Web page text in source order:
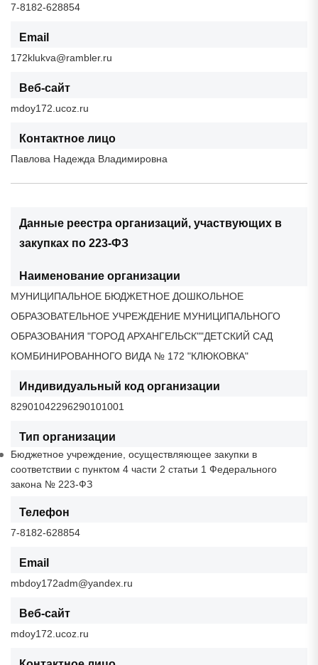
7-8182-628854
Email
172klukva@rambler.ru
Веб-сайт
mdoy172.ucoz.ru
Контактное лицо
Павлова Надежда Владимировна
Данные реестра организаций, участвующих в
закупках по 223-ФЗ
Наименование организации
МУНИЦИПАЛЬНОЕ БЮДЖЕТНОЕ ДОШКОЛЬНОЕ
ОБРАЗОВАТЕЛЬНОЕ УЧРЕЖДЕНИЕ МУНИЦИПАЛЬНОГО
ОБРАЗОВАНИЯ "ГОРОД АРХАНГЕЛЬСК""ДЕТСКИЙ САД
КОМБИНИРОВАННОГО ВИДА № 172 "КЛЮКОВКА"
Индивидуальный код организации
82901042296290101001
Тип организации
Бюджетное учреждение, осуществляющее закупки в
соответствии с пунктом 4 части 2 статьи 1 Федерального
закона № 223-ФЗ
Телефон
7-8182-628854
Email
mbdoy172adm@yandex.ru
Веб-сайт
mdoy172.ucoz.ru